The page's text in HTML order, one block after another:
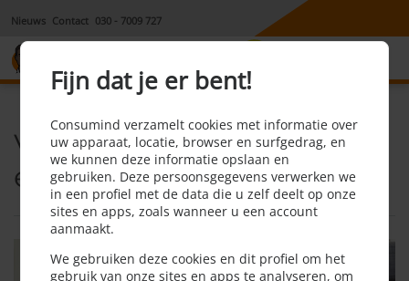
Nieuws Contact 030 - 7009 727
Verhuizen en internet, tv
en bellen
Fijn dat je er bent!
Consumind verzamelt cookies met informatie over
uw apparaat, locatie, browser en surfgedrag, en
we kunnen deze informatie opslaan en
gebruiken. Deze persoonsgegevens verwerken we
in een profiel met de data die u zelf deelt op onze
sites en apps, zoals wanneer u een account
aanmaakt.
We gebruiken deze cookies en dit profiel om het
gebruik van onze sites en apps te analyseren, om